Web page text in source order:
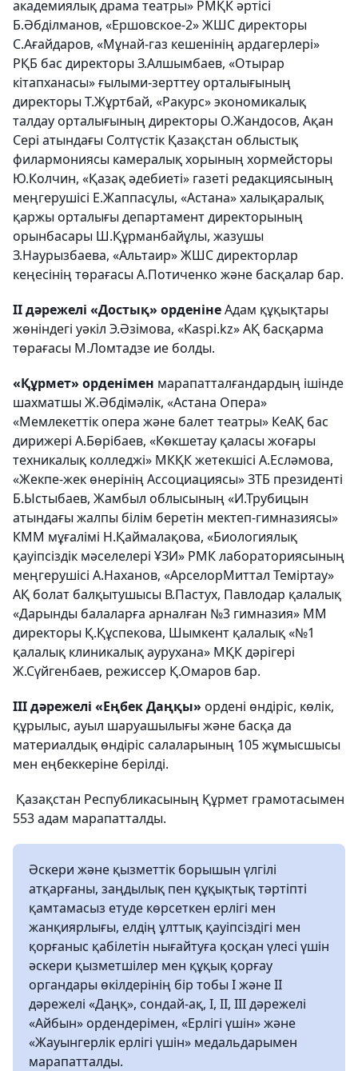
академиялық драма театры» РМҚК әртісі
Б.Әбділманов, «Ершовское-2» ЖШС директоры
С.Ағайдаров, «Мұнай-газ кешенінің ардагерлері»
РҚБ бас директоры З.Алшымбаев, «Отырар
кітапханасы» ғылыми-зерттеу орталығының
директоры Т.Жұртбай, «Ракурс» экономикалық
талдау орталығының директоры О.Жандосов, Ақан
Сері атындағы Солтүстік Қазақстан облыстық
филармониясы камералық хорының хормейсторы
Ю.Колчин, «Қазақ әдебиеті» газеті редакциясының
меңгерушісі Е.Жаппасұлы, «Астана» халықаралық
қаржы орталығы департамент директорының
орынбасары Ш.Құрманбайұлы, жазушы
З.Наурызбаева, «Альтаир» ЖШС директорлар
кеңесінің төрағасы А.Потиченко және басқалар бар.
ІІ дәрежелі «Достық» орденінеАдам құқықтары
жөніндегі уәкіл Э.Әзімова, «Kaspi.kz» АҚ басқарма
төрағасы М.Ломтадзе ие болды.
«Құрмет» орденімен марапатталғандардың ішінде
шахматшы Ж.Әбдімәлік, «Астана Опера»
«Мемлекеттік опера және балет театры» КеАҚ бас
дирижері А.Бөрібаев, «Көкшетау қаласы жоғары
техникалық колледжі» МКҚК жетекшісі А.Есләмова,
«Жекпе-жек өнерінің Ассоциациясы» ЗТБ президенті
Б.Ыстыбаев, Жамбыл облысының «И.Трубицын
атындағы жалпы білім беретін мектеп-гимназиясы»
КММ мұғалімі Н.Қаймалақова, «Биологиялық
қауіпсіздік мәселелері ҰЗИ» РМК лабораториясының
меңгерушісі А.Наханов, «АрселорМиттал Теміртау»
АҚ болат балқытушысы В.Пастух, Павлодар қалалық
«Дарынды балаларға арналған №3 гимназия» ММ
директоры Қ.Құспекова, Шымкент қалалық «№1
қалалық клиникалық аурухана» МҚК дәрігері
Ж.Сүйгенбаев, режиссер Қ.Омаров бар.
ІІІ дәрежелі «Еңбек Даңқы» ордені өндіріс, көлік,
құрылыс, ауыл шаруашылығы және басқа да
материалдық өндіріс салаларының 105 жұмысшысы
мен еңбеккеріне берілді.
Қазақстан Республикасының Құрмет грамотасымен
553 адам марапатталды.
Әскери және қызметтік борышын үлгілі
атқарғаны, заңдылық пен құқықтық тәртіпті
қамтамасыз етуде көрсеткен ерлігі мен
жанқиярлығы, елдің ұлттық қауіпсіздігі мен
қорғаныс қабілетін нығайтуға қосқан үлесі үшін
әскери қызметшілер мен құқық қорғау
органдары өкілдерінің бір тобы І және ІІ
дәрежелі «Даңқ», сондай-ақ, І, ІІ, ІІІ дәрежелі
«Айбын» ордендерімен, «Ерлігі үшін» және
«Жауынгерлік ерлігі үшін» медальдарымен
марапатталды.